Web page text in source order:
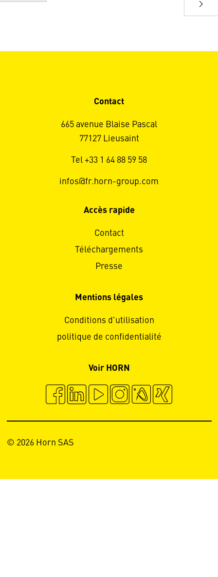
Contact
665 avenue Blaise Pascal
77127 Lieusaint
Tel +33 1 64 88 59 58
infos@fr.horn-group.com
Accès rapide
Contact
Téléchargements
Presse
Mentions légales
Conditions d'utilisation
politique de confidentialité
Voir HORN
© 2026 Horn SAS